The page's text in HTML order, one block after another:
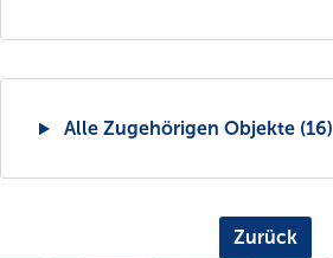
Alle Zugehörigen Objekte (16)
Zurück